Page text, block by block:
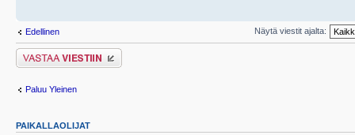
Edellinen Näytä viestit ajalta:
Lähetä vastaus
Paluu Yleinen
PAIKALLAOLIJAT